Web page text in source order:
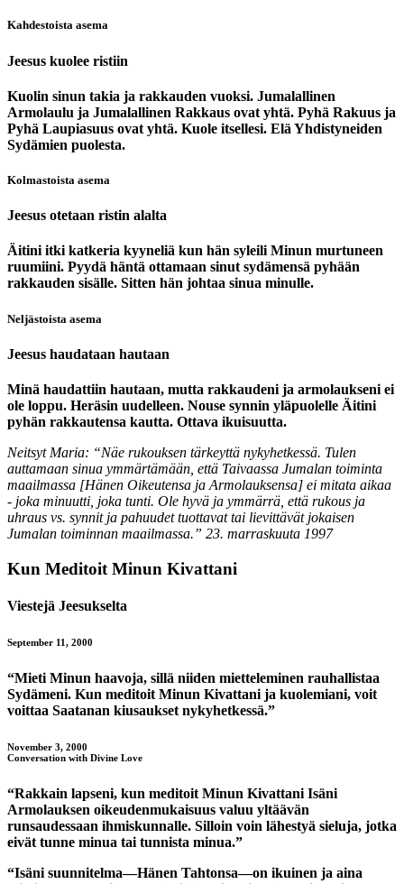
Kahdestoista asema
Jeesus kuolee ristiin
Kuolin sinun takia ja rakkauden vuoksi. Jumalallinen
Armolaulu ja Jumalallinen Rakkaus ovat yhtä. Pyhä Rakuus ja
Pyhä Laupiasuus ovat yhtä. Kuole itsellesi. Elä Yhdistyneiden
Sydämien puolesta.
Kolmastoista asema
Jeesus otetaan ristin alalta
Äitini itki katkeria kyyneliä kun hän syleili Minun murtuneen
ruumiini. Pyydä häntä ottamaan sinut sydämensä pyhään
rakkauden sisälle. Sitten hän johtaa sinua minulle.
Neljästoista asema
Jeesus haudataan hautaan
Minä haudattiin hautaan, mutta rakkaudeni ja armolaukseni ei
ole loppu. Heräsin uudelleen. Nouse synnin yläpuolelle Äitini
pyhän rakkautensa kautta. Ottava ikuisuutta.
Neitsyt Maria: “Näe rukouksen tärkeyttä nykyhetkessä. Tulen
auttamaan sinua ymmärtämään, että Taivaassa Jumalan toiminta
maailmassa [Hänen Oikeutensa ja Armolauksensa] ei mitata aikaa
- joka minuutti, joka tunti. Ole hyvä ja ymmärrä, että rukous ja
uhraus vs. synnit ja pahuudet tuottavat tai lievittävät jokaisen
Jumalan toiminnan maailmassa.” 23. marraskuuta 1997
Kun Meditoit Minun Kivattani
Viestejä Jeesukselta
September 11, 2000
“Mieti Minun haavoja, sillä niiden mietteleminen rauhallistaa
Sydämeni. Kun meditoit Minun Kivattani ja kuolemiani, voit
voittaa Saatanan kiusaukset nykyhetkessä.”
November 3, 2000
Conversation with Divine Love
“Rakkain lapseni, kun meditoit Minun Kivattani Isäni
Armolauksen oikeudenmukaisuus valuu yltäävän
runsaudessaan ihmiskunnalle. Silloin voin lähestyä sieluja, jotka
eivät tunne minua tai tunnista minua.”
“Isäni suunnitelma—Hänen Tahtonsa—on ikuinen ja aina